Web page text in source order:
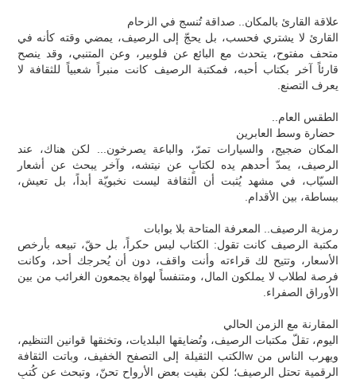
علاقة القارئ بالمكان.. صداقة تُنسج في الزحام
القارئ لا يشتري فحسب، بل يحجّ إلى الرصيف، يمضي وقته كأنه في
متحف مفتوح، يتحدث مع البائع عن فلوبير، وعن المتنبي، وقد ينصح
قارئاً آخر بكتاب أحبه، فمكتبة الرصيف كانت منبراً شعبياً للثقافة لا
يعرف التصنع.
الطقس العام..
حضارة وسط العابرين
المكان ضجيج، والسيارات تمرّ، والباعة يصرخون... لكن هناك، عند
الرصيف، يمدّ أحدهم يده لكتابٍ عن نيتشه، وآخر يبحث عن أشعار
السيّاب، في مشهد يُثبت أن الثقافة ليست نخبويّة أبداً، بل تعيش،
ببساطة، بين الأقدام.
رمزية الرصيف.. المعرفة المتاحة بلا بوابات
مكتبة الرصيف كانت تقول: الكتاب ليس حكراً، بل حقّ، تبيعه بأرخص
الأسعار، وتتيح لك قراءته وأنت واقف، دون أن يُحرجك أحد، وكانت
فرصة لطلاب لا يملكون المال، ومتنفساً لهواة يجمعون الغرائب من بين
الأوراق الصفراء.
المقارنة مع الزمن الحالي
اليوم، تقلّ مكتبات الرصيف، وتُضايقها البلديات، وتخنقها قوانين التنظيم،
ويهرب الناس من wالكتب الثقيلة إلى التصفح الخفيف، وباتت الثقافة
الرقمية تحتل الرصيف؛ لكن بقيت بعض الأرواح تحنّ، وتبحث عن كُتبٍ